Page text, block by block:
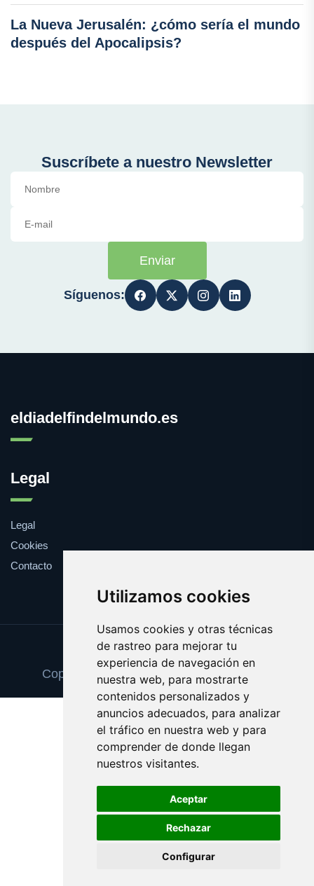
Utilizamos cookies
Usamos cookies y otras técnicas
de rastreo para mejorar tu
experiencia de navegación en
nuestra web, para mostrarte
contenidos personalizados y
anuncios adecuados, para analizar
el tráfico en nuestra web y para
comprender de donde llegan
nuestros visitantes.
Aceptar
Rechazar
Configurar
La Nueva Jerusalén: ¿cómo sería el mundo
después del Apocalipsis?
Suscríbete a nuestro Newsletter
Enviar
Síguenos:
eldiadelfindelmundo.es
Legal
Legal
Cookies
Contacto
Update cookies preferences
Copyright © 2025 eldiadelfindelmundo.es